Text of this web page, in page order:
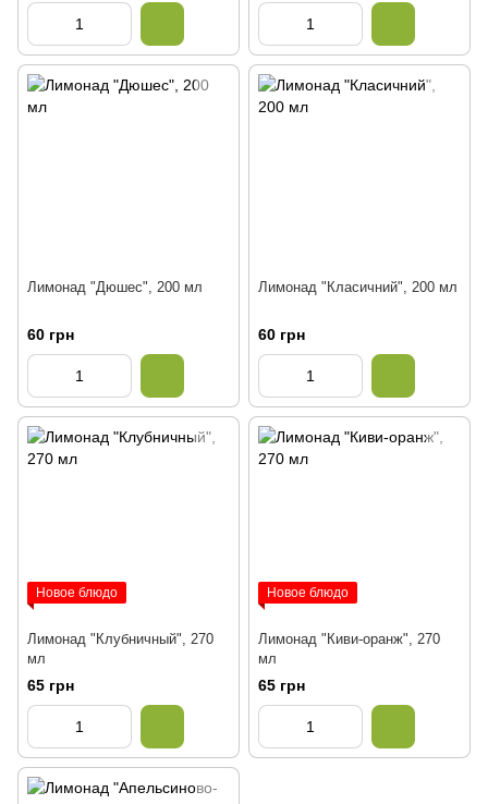
Лимонад "Дюшес", 200 мл
60 грн
Лимонад "Класичний", 200 мл
60 грн
Новое блюдо
Лимонад "Клубничный", 270
мл
65 грн
Новое блюдо
Лимонад "Киви-оранж", 270
мл
65 грн